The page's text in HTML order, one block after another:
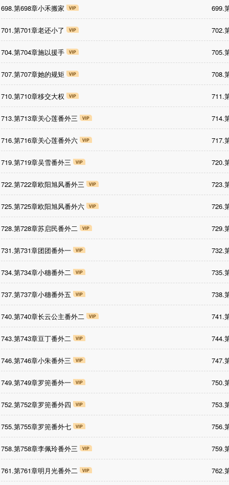
698.第698章小禾搬家 699.
701.第701章老还小了 702.
704.第704章施以援手 705.
707.第707章她的规矩 708.
710.第710章移交大权 711.
713.第713章关心莲番外三 714.
716.第716章关心莲番外六 717.
719.第719章吴雪番外三 720.
722.第722章欧阳旭风番外三 723.
725.第725章欧阳旭风番外六 726.
728.第728章苏启民番外二 729.
731.第731章团团番外一 732.
734.第734章小穗番外二 735.
737.第737章小穗番外五 738.
740.第740章长云公主番外二 741.
743.第743章豆丁番外二 744.
746.第746章小朱番外三 747.
749.第749章罗篼番外一 750.
752.第752章罗篼番外四 753.
755.第755章罗篼番外七 756.
758.第758章李佩玲番外三 759.
761.第761章明月光番外二 762.